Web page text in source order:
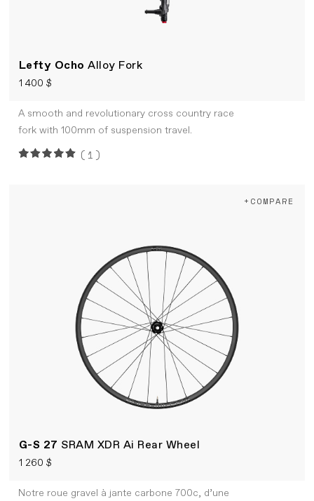
Lefty OchoAlloy Fork
1 400 $
A smooth and revolutionary cross country race
fork with 100mm of suspension travel.
(1)
G-S 27 SRAM XDR Ai Rear Wheel
1 260 $
+COMPARE
Notre roue gravel à jante carbone 700c, d’une